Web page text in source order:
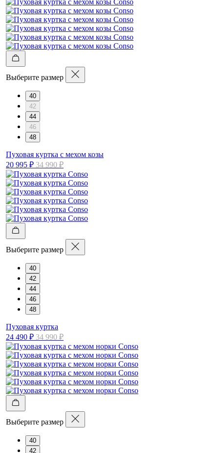
Выберите размер
40
42
44
46
48
Пуховая куртка с мехом козы
20 995 ₽ 34 990 ₽
Выберите размер
40
42
44
46
48
Пуховая куртка
24 490 ₽ 34 990 ₽
Выберите размер
40
42